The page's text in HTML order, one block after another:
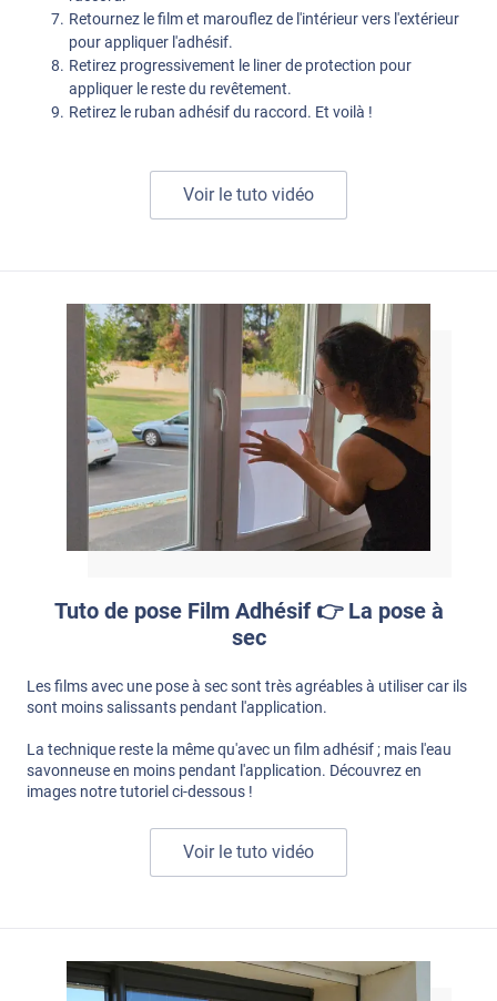
Retournez le film et marouflez de l'intérieur vers l'extérieur
pour appliquer l'adhésif.
Retirez progressivement le liner de protection pour
appliquer le reste du revêtement.
Retirez le ruban adhésif du raccord. Et voilà !
Voir le tuto vidéo
Tuto de pose Film Adhésif 👉 La pose à
sec
Les films avec une pose à sec sont très agréables à utiliser car ils
sont moins salissants pendant l'application.
La technique reste la même qu'avec un film adhésif ; mais l'eau
savonneuse en moins pendant l'application. Découvrez en
images notre tutoriel ci-dessous !
Voir le tuto vidéo